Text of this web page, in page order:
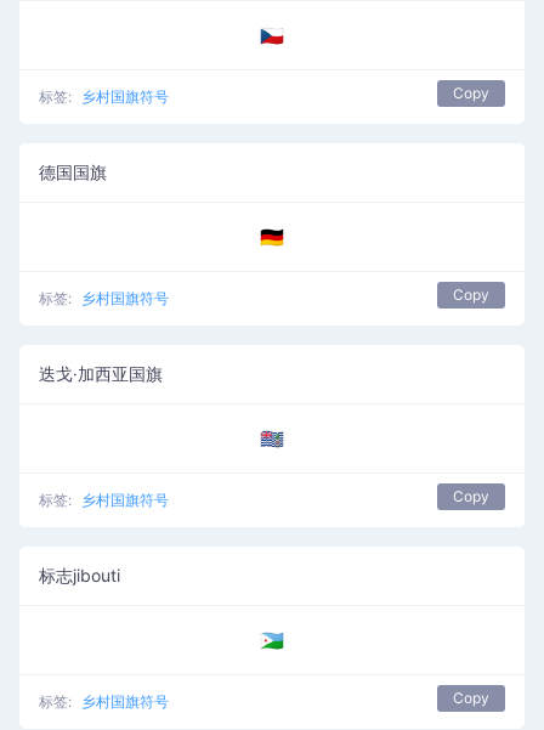
🇨🇿
标签: 乡村国旗符号 Copy
德国国旗
🇩🇪
标签: 乡村国旗符号 Copy
迭戈·加西亚国旗
🇩🇬
标签: 乡村国旗符号 Copy
标志jibouti
🇩🇯
标签: 乡村国旗符号 Copy